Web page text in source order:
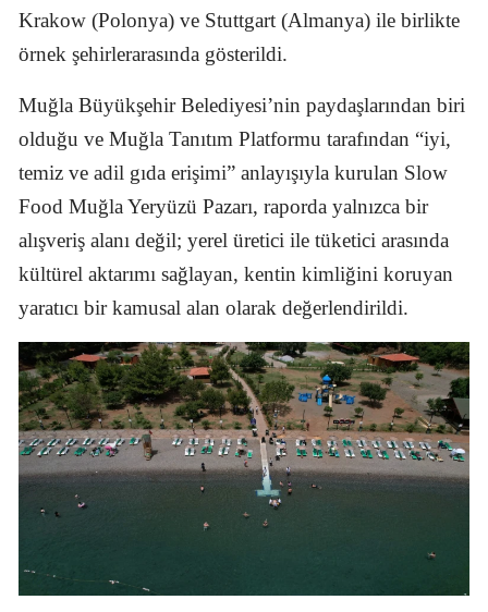
Krakow (Polonya) ve Stuttgart (Almanya) ile birlikte
örnek şehirlerarasında gösterildi.
Muğla Büyükşehir Belediyesi’nin paydaşlarından biri
olduğu ve Muğla Tanıtım Platformu tarafından “iyi,
temiz ve adil gıda erişimi” anlayışıyla kurulan Slow
Food Muğla Yeryüzü Pazarı, raporda yalnızca bir
alışveriş alanı değil; yerel üretici ile tüketici arasında
kültürel aktarımı sağlayan, kentin kimliğini koruyan
yaratıcı bir kamusal alan olarak değerlendirildi.